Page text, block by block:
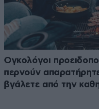
Ογκολόγοι
περνούν
βγάλετε από την